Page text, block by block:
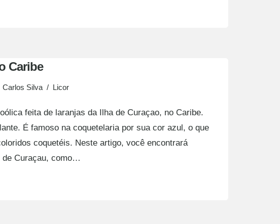
Caribe
Carlos Silva Licor
feita de laranjas da Ilha de Curaçao, no Caribe.
É famoso na coquetelaria por sua cor azul, o que
coquetéis. Neste artigo, você encontrará
de Curaçau, como…